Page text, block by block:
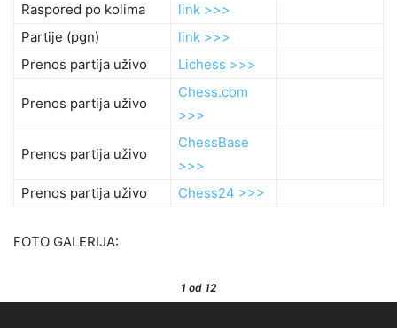
Raspored po kolima
link >>>
Partije (pgn)
link >>>
Prenos partija uživo
Lichess >>>
Prenos partija uživo
Chess.com
>>>
Prenos partija uživo
ChessBase
>>>
Prenos partija uživo
Chess24 >>>
FOTO GALERIJA:
1 od 12